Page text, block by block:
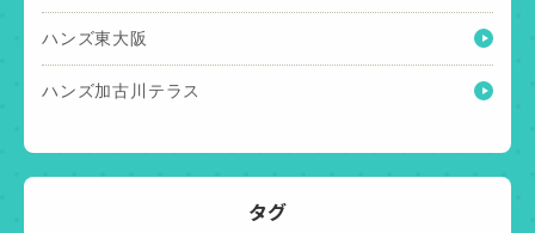
ハンズ東大阪
ハンズ加古川テラス
タグ